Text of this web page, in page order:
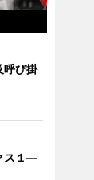
呼び掛
ス１―